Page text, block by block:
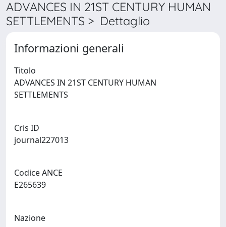
ADVANCES IN 21ST CENTURY HUMAN
SETTLEMENTS > Dettaglio
Informazioni generali
Titolo
ADVANCES IN 21ST CENTURY HUMAN
Cris ID
Codice ANCE
Nazione